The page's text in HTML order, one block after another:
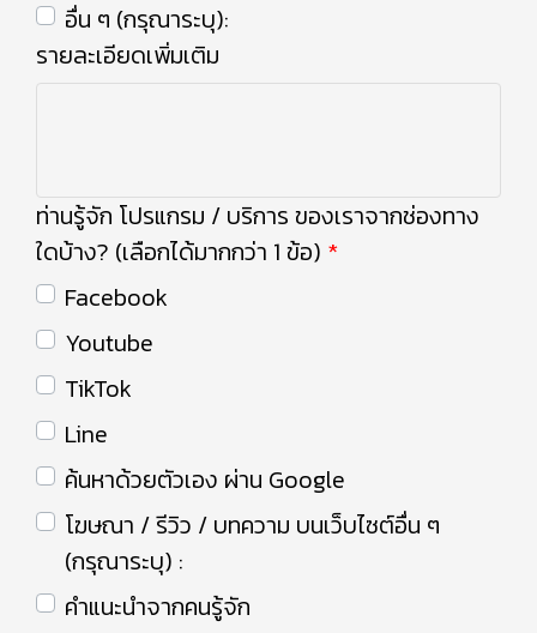
อื่น ๆ (กรุณาระบุ):
รายละเอียดเพิ่มเติม
ท่านรู้จัก โปรแกรม / บริการ ของเราจากช่องทาง
ใดบ้าง? (เลือกได้มากกว่า 1 ข้อ)
Facebook
Youtube
TikTok
Line
ค้นหาด้วยตัวเอง ผ่าน Google
โฆษณา / รีวิว / บทความ บนเว็บไซต์อื่น ๆ
(กรุณาระบุ) :
คำแนะนำจากคนรู้จัก